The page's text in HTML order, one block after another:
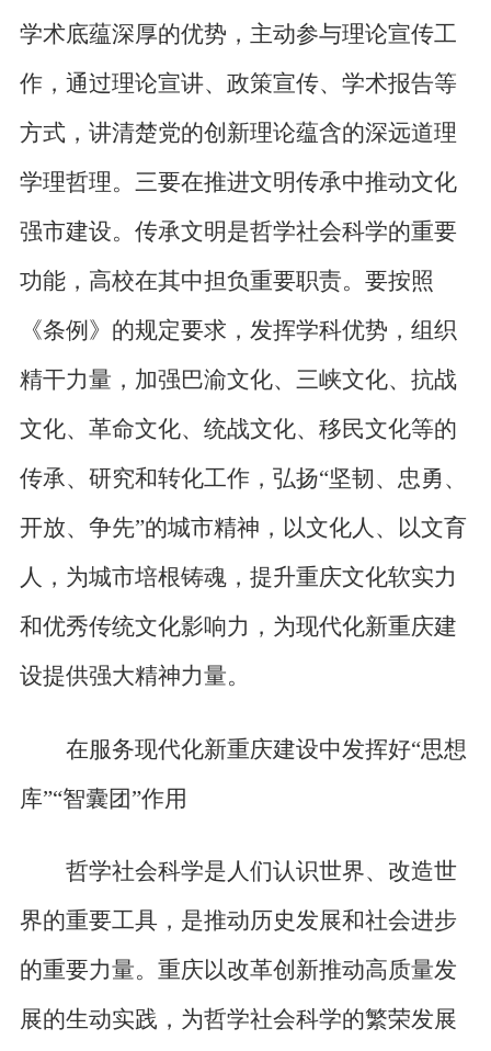
学术底蕴深厚的优势，主动参与理论宣传工
作，通过理论宣讲、政策宣传、学术报告等
方式，讲清楚党的创新理论蕴含的深远道理
学理哲理。三要在推进文明传承中推动文化
强市建设。传承文明是哲学社会科学的重要
功能，高校在其中担负重要职责。要按照
《条例》的规定要求，发挥学科优势，组织
精干力量，加强巴渝文化、三峡文化、抗战
文化、革命文化、统战文化、移民文化等的
传承、研究和转化工作，弘扬“坚韧、忠勇、
开放、争先”的城市精神，以文化人、以文育
人，为城市培根铸魂，提升重庆文化软实力
和优秀传统文化影响力，为现代化新重庆建
设提供强大精神力量。
在服务现代化新重庆建设中发挥好“思想
库”“智囊团”作用
哲学社会科学是人们认识世界、改造世
界的重要工具，是推动历史发展和社会进步
的重要力量。重庆以改革创新推动高质量发
展的生动实践，为哲学社会科学的繁荣发展